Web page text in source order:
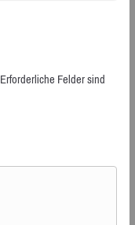
Erforderliche Felder sind